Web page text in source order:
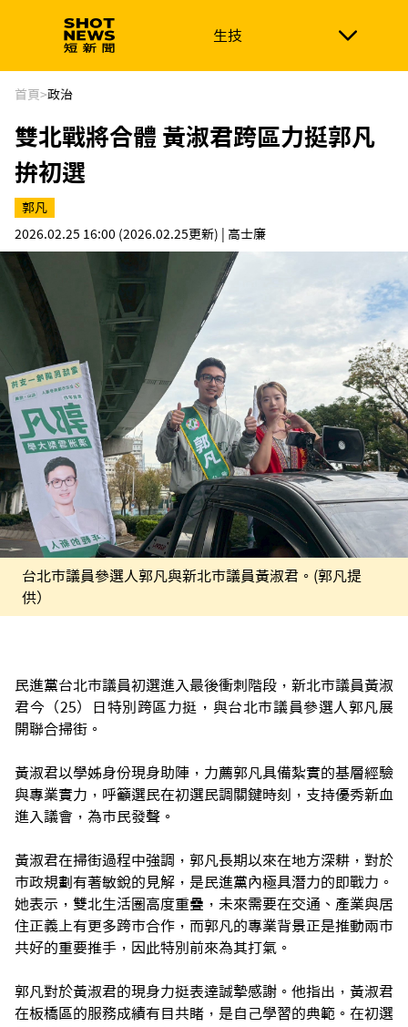
生技
生技 政治
新南向 體育
首頁>政治
雙北戰將合體 黃淑君跨區力挺郭凡
拚初選
郭凡
2026.02.25 16:00 (2026.02.25更新) | 高士廉
台北市議員參選人郭凡與新北市議員黃淑君。(郭凡提
供）
民進黨台北市議員初選進入最後衝刺階段，新北市議員黃淑
君今（25）日特別跨區力挺，與台北市議員參選人郭凡展
開聯合掃街。
黃淑君以學姊身份現身助陣，力薦郭凡具備紮實的基層經驗
與專業實力，呼籲選民在初選民調關鍵時刻，支持優秀新血
進入議會，為市民發聲。
黃淑君在掃街過程中強調，郭凡長期以來在地方深耕，對於
市政規劃有著敏銳的見解，是民進黨內極具潛力的即戰力。
她表示，雙北生活圈高度重疊，未來需要在交通、產業與居
住正義上有更多跨市合作，而郭凡的專業背景正是推動兩市
共好的重要推手，因此特別前來為其打氣。
郭凡對於黃淑君的現身力挺表達誠摯感謝。他指出，黃淑君
在板橋區的服務成績有目共睹，是自己學習的典範。在初選